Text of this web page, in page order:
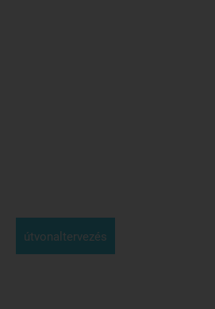
útvonaltervezés